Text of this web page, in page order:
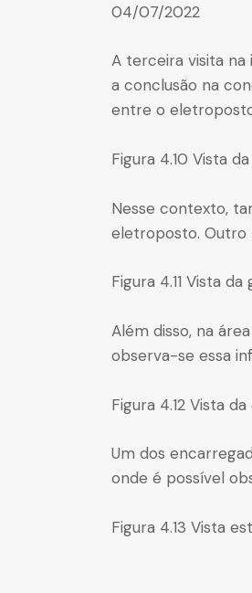
04/07/2022
A terceira visita na
a conclusão na
entre o
Figura 4.10 Vista
Nesse contexto,
eletroposto. Outro
Figura 4.11 Vista
Além disso, na
observa-se essa
Figura 4.12 Vista
Um dos
onde é possível
Figura 4.13 Vista